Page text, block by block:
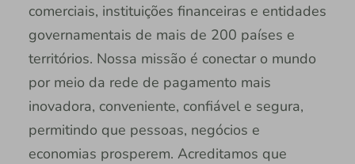
comerciais, instituições financeiras e entidades
governamentais de mais de 200 países e
territórios. Nossa missão é conectar o mundo
por meio da rede de pagamento mais
inovadora, conveniente, confiável e segura,
permitindo que pessoas, negócios e
economias prosperem. Acreditamos que